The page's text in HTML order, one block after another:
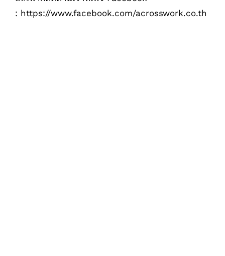
: https://www.facebook.com/acrosswork.co.th